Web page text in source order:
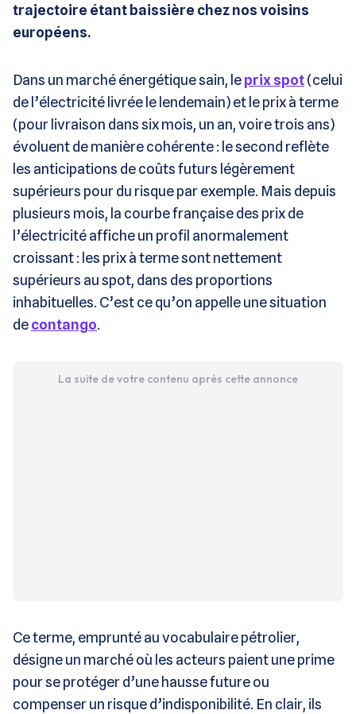
trajectoire étant baissière chez nos voisins
européens.
Dans un marché énergétique sain, leprix spot(celui
de l’électricité livrée le lendemain) et le prix à terme
(pour livraison dans six mois, un an, voire trois ans)
évoluent de manière cohérente : le second reflète
les anticipations de coûts futurs légèrement
supérieurs pour du risque par exemple. Mais depuis
plusieurs mois, la courbe française des prix de
l’électricité affiche un profil anormalement
croissant : les prix à terme sont nettement
supérieurs au spot, dans des proportions
inhabituelles. C’est ce qu’on appelle une situation
decontango.
La suite de votre contenu après cette annonce
Ce terme, emprunté au vocabulaire pétrolier,
désigne un marché où les acteurs paient une prime
pour se protéger d’une hausse future ou
compenser un risque d’indisponibilité. En clair, ils